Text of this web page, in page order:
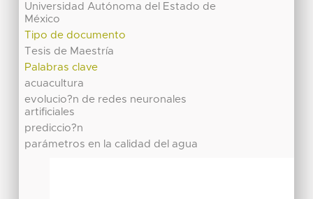
Universidad Autónoma del Estado de
México
Tipo de documento
Tesis de Maestría
Palabras clave
acuacultura
evolucio?n de redes neuronales
artificiales
prediccio?n
parámetros en la calidad del agua